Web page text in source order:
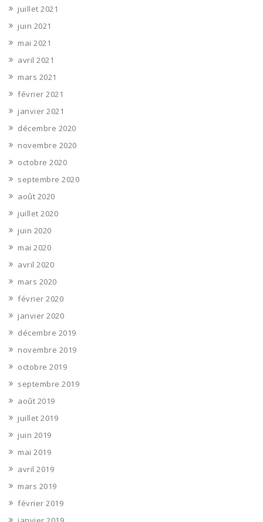
juillet 2021
juin 2021
mai 2021
avril 2021
mars 2021
février 2021
janvier 2021
décembre 2020
novembre 2020
octobre 2020
septembre 2020
août 2020
juillet 2020
juin 2020
mai 2020
avril 2020
mars 2020
février 2020
janvier 2020
décembre 2019
novembre 2019
octobre 2019
septembre 2019
août 2019
juillet 2019
juin 2019
mai 2019
avril 2019
mars 2019
février 2019